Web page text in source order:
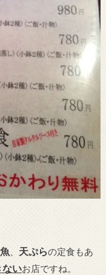
天ぷらの定食もあ
ないお店ですね。